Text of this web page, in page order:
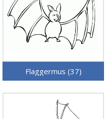
Flaggermus (37)